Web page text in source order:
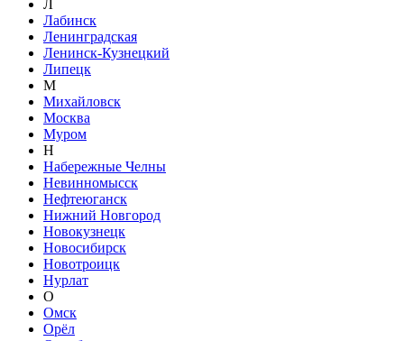
Л
Лабинск
Ленинградская
Ленинск-Кузнецкий
Липецк
М
Михайловск
Москва
Муром
Н
Набережные Челны
Невинномысск
Нефтеюганск
Нижний Новгород
Новокузнецк
Новосибирск
Новотроицк
Нурлат
О
Омск
Орёл